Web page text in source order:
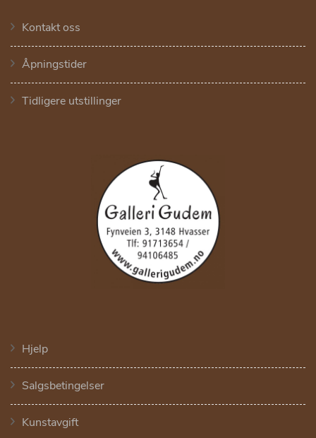
Kontakt oss
Åpningstider
Tidligere utstillinger
Hjelp
Salgsbetingelser
Kunstavgift